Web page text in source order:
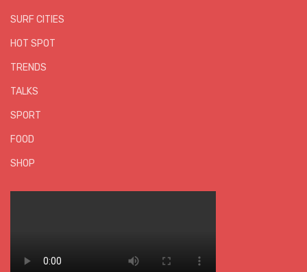
SURF CITIES
HOT SPOT
TRENDS
TALKS
SPORT
FOOD
SHOP